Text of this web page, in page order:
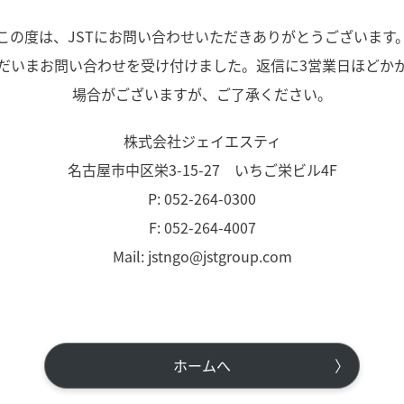
の度は、JSTにお問い合わせいただきありがとうございます
いまお問い合わせを受け付けました。返信に3営業日ほどか
場合がございますが、ご了承ください。
株式会社ジェイエスティ
名古屋市中区栄3-15-27 いちご栄ビル4F
P: 052-264-0300
F: 052-264-4007
Mail: jstngo@jstgroup.com
ホームへ